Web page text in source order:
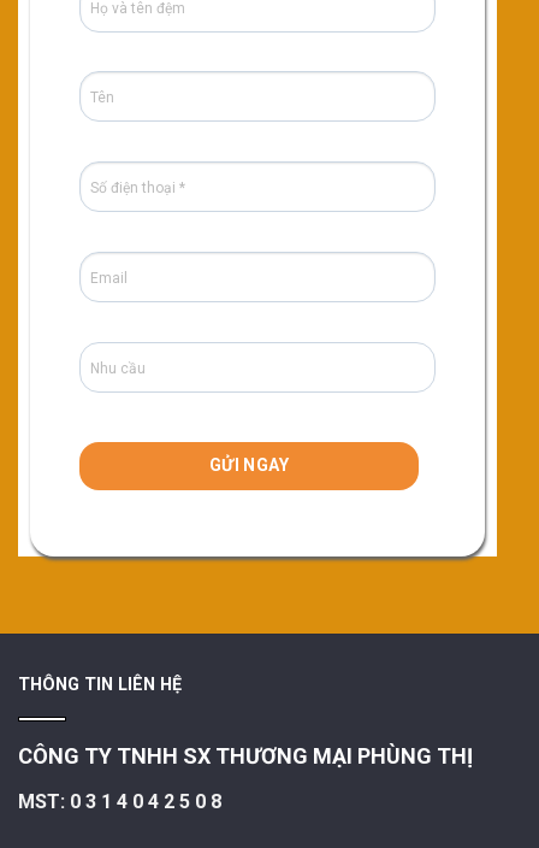
THÔNG TIN LIÊN HỆ
CÔNG TY TNHH SX THƯƠNG MẠI PHÙNG THỊ
MST: 0 3 1 4 0 4 2 5 0 8